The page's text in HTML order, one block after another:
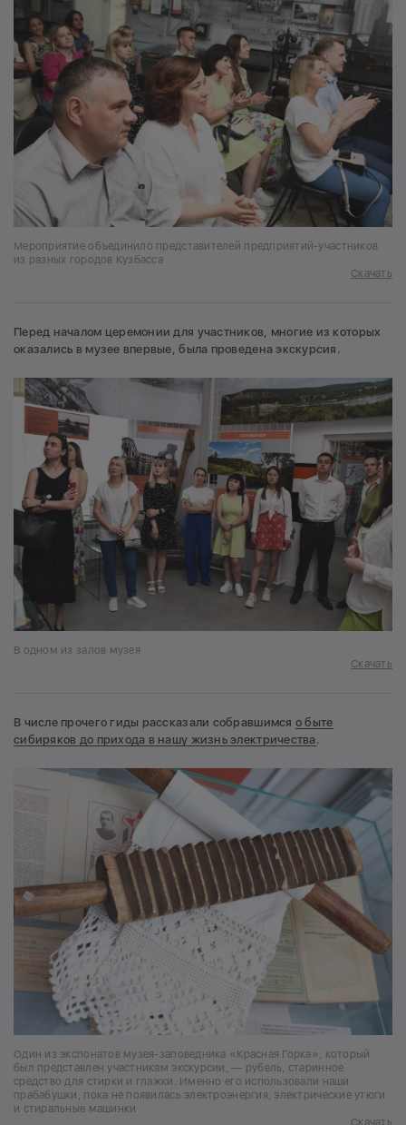
Мероприятие объединило представителей предприятий-участников
из разных городов Кузбасса
Скачать
Перед началом церемонии для участников, многие из которых
оказались в музее впервые, была проведена экскурсия.
В одном из залов музея
Скачать
В числе прочего гиды рассказали собравшимся о быте
сибиряков до прихода в нашу жизнь электричества .
Один из экспонатов музея-заповедника «Красная Горка», который
был представлен участникам экскурсии, — рубель, старинное
средство для стирки и глажки. Именно его использовали наши
прабабушки, пока не появилась электроэнергия, электрические утюги
и стиральные машинки